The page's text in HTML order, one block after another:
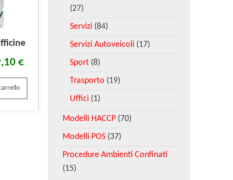
€
(27)
Servizi (84)
Servizi Autoveicoli (17)
Sport (8)
Trasporto (19)
Uffici (1)
Modelli HACCP (70)
Modelli POS (37)
Procedure Ambienti Confinati
(15)